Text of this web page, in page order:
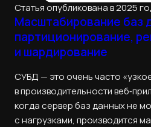
Статья опубликована в 2025
Масштабирование баз
партиционирование,
и шардирование
СУБД — это очень часто
в производительности
когда сервер баз данных не
с нагрузками, производится